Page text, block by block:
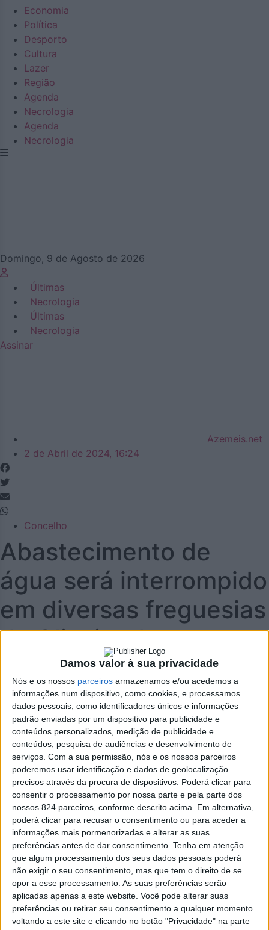
Damos valor à sua privacidade
Nós e os nossos parceiros armazenamos e/ou acedemos a
informações num dispositivo, como cookies, e processamos
dados pessoais, como identificadores únicos e informações
padrão enviadas por um dispositivo para publicidade e
conteúdos personalizados, medição de publicidade e
conteúdos, pesquisa de audiências e desenvolvimento de
serviços. Com a sua permissão, nós e os nossos parceiros
poderemos usar identificação e dados de geolocalização
precisos através da procura de dispositivos. Poderá clicar para
consentir o processamento por nossa parte e pela parte dos
nossos 824 parceiros, conforme descrito acima. Em alternativa,
poderá clicar para recusar o consentimento ou para aceder a
informações mais pormenorizadas e alterar as suas
preferências antes de dar consentimento. Tenha em atenção
que algum processamento dos seus dados pessoais poderá
não exigir o seu consentimento, mas que tem o direito de se
opor a esse processamento. As suas preferências serão
aplicadas apenas a este website. Você pode alterar suas
preferências ou retirar seu consentimento a qualquer momento
voltando a este site e clicando no botão "Privacidade" na parte
Economia
Política
Desporto
Cultura
Lazer
Região
Agenda
Necrologia
Agenda
Necrologia
Domingo, 9 de Agosto de 2026
Últimas
Necrologia
Últimas
Necrologia
Assinar
Azemeis.net
2 de Abril de 2024, 16:24
Concelho
Abastecimento de
água será interrompido
em diversas freguesias
de Oliveira de
Azeméis
> Saiba quais as zonas afetadas.
Azemeis.net
2 de Abril de 2024, 16:24